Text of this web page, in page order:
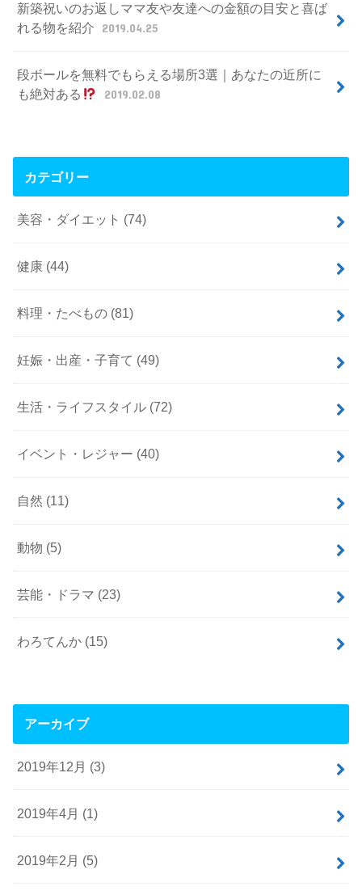
新築祝いのお返しママ友や友達への金額の目安と喜ば
れる物を紹介
2019.04.25
段ボールを無料でもらえる場所3選｜あなたの近所に
も絶対ある
2019.02.08
カテゴリー
美容・ダイエット (74)
健康 (44)
料理・たべもの (81)
妊娠・出産・子育て (49)
生活・ライフスタイル (72)
イベント・レジャー (40)
自然 (11)
動物 (5)
芸能・ドラマ (23)
わろてんか (15)
アーカイブ
2019年12月 (3)
2019年4月 (1)
2019年2月 (5)